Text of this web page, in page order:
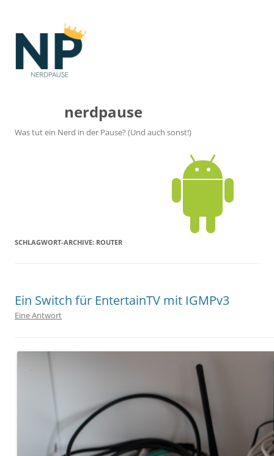
nerdpause
Was tut ein Nerd in der Pause? (Und auch sonst!)
SCHLAGWORT-ARCHIVE: ROUTER
Ein Switch für EntertainTV mit IGMPv3
Eine Antwort